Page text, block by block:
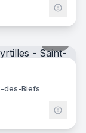
des-Biefs